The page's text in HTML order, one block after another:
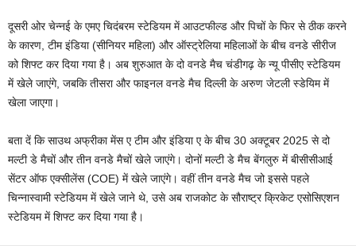
दूसरी ओर चेन्नई के एमए चिदंबरम स्टेडियम में आउटफील्ड और पिचों के फिर से ठीक करने
के कारण, टीम इंडिया (सीनियर महिला) और ऑस्ट्रेलिया महिलाओं के बीच वनडे सीरीज
को शिफ्ट कर दिया गया है। अब शुरुआत के दो वनडे मैच चंडीगढ़ के न्यू पीसीए स्टेडियम
में खेले जाएंगे, जबकि तीसरा और फाइनल वनडे मैच दिल्ली के अरुण जेटली स्डेयिम में
खेला जाएगा।
बता दें कि साउथ अफ्रीका मेंस ए टीम और इंडिया ए के बीच 30 अक्टूबर 2025 से दो
मल्टी डे मैचों और तीन वनडे मैचों खेले जाएंगे। दोनों मल्टी डे मैच बेंगलुरु में बीसीसीआई
सेंटर ऑफ एक्सीलेंस (COE) में खेले जाएंगे। वहीं तीन वनडे मैच जो इससे पहले
चिन्नास्वामी स्टेडियम में खेले जाने थे, उसे अब राजकोट के सौराष्ट्र क्रिकेट एसोसिएशन
स्टेडियम में शिफ्ट कर दिया गया है।